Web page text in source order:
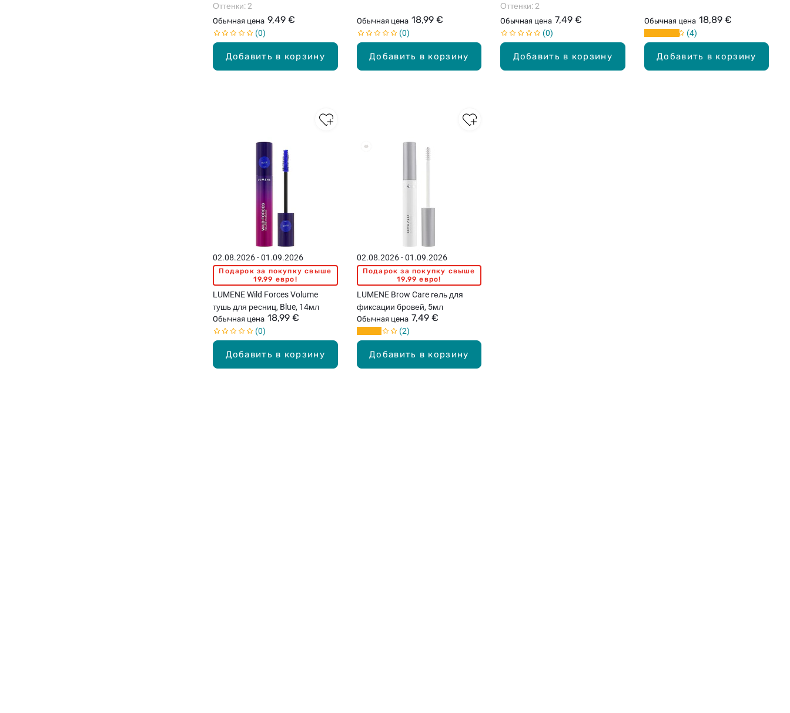
Добавить в корзину
Обычная цена 9,49 €
Оттенки: 2
0
Добавить в корзину
Обычная цена 18,99 €
0
Добавить в корзину
Обычная цена 7,49 €
Оттенки: 2
0
Добавить в корзину
Обычная цена 18,89 €
4
Добавить в корзину
02.08.2026 - 01.09.2026
Подарок за покупку свыше
19,99 евро!
LUMENE Wild Forces Volume
тушь для ресниц, Blue, 14мл
Обычная цена 18,99 €
0
Добавить в корзину
02.08.2026 - 01.09.2026
Подарок за покупку свыше
19,99 евро!
LUMENE Brow Care гель для
фиксации бровей, 5мл
Обычная цена 7,49 €
2